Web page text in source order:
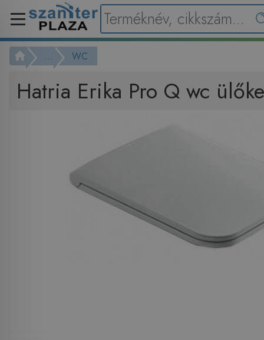
... WC
Hatria Erika Pro Q wc